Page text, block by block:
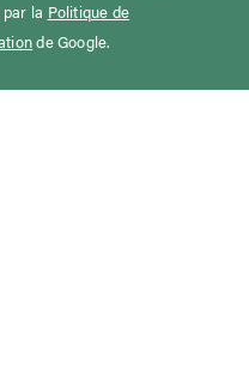
la Politique de
de Google.